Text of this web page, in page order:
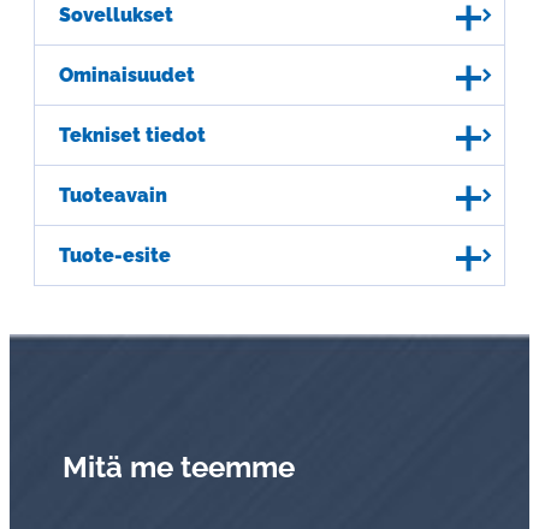
Sovellukset
Ominaisuudet
Tekniset tiedot
Tuoteavain
Tuote-esite
Mitä me teemme